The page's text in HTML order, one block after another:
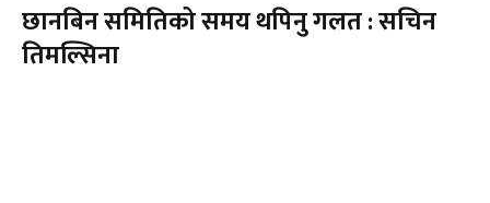
छानबिन समितिको समय थपिनु गलत : सचिन
तिमल्सिना